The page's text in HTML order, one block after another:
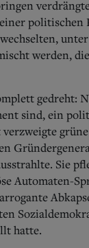
politischen
werden,
gedreht:
sind, ein
verzweigte
Sie
Automaten-
hatte.